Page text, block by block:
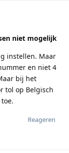
niet mogelijk
instellen. Maar
en niet 4
bij het
tol op Belgisch
Reageren